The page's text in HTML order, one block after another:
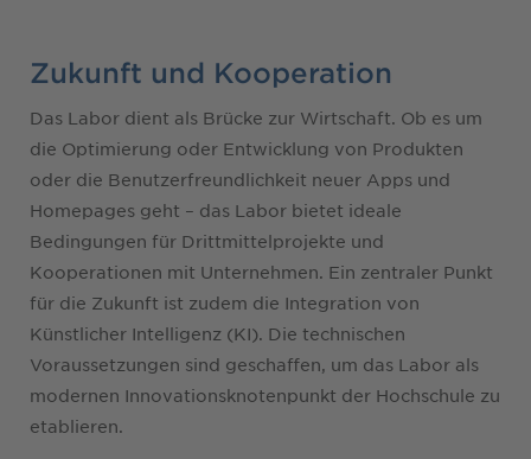
Zukunft und Kooperation
Das Labor dient als Brücke zur Wirtschaft. Ob es um
die Optimierung oder Entwicklung von Produkten
oder die Benutzerfreundlichkeit neuer Apps und
Homepages geht – das Labor bietet ideale
Bedingungen für Drittmittelprojekte und
Kooperationen mit Unternehmen. Ein zentraler Punkt
für die Zukunft ist zudem die Integration von
Künstlicher Intelligenz (KI). Die technischen
Voraussetzungen sind geschaffen, um das Labor als
modernen Innovationsknotenpunkt der Hochschule zu
etablieren.